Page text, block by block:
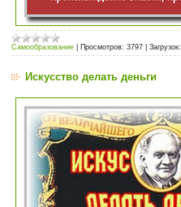
Самообразование Просмотров: 3797 Загрузок:
Искусство делать деньги